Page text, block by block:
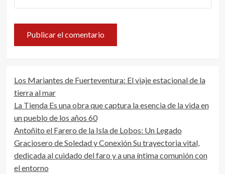
Los Mariantes de Fuerteventura: El viaje estacional de la
tierra al mar
La Tienda Es una obra que captura la esencia de la vida en
un pueblo de los años 60
Antoñito el Farero de la Isla de Lobos: Un Legado
Graciosero de Soledad y Conexión Su trayectoria vital,
dedicada al cuidado del faro y a una íntima comunión con
el entorno